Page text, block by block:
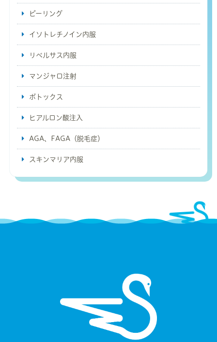
ピーリング
イソトレチノイン内服
リベルサス内服
マンジャロ注射
ボトックス
ヒアルロン酸注入
AGA、FAGA（脱毛症）
スキンマリア内服